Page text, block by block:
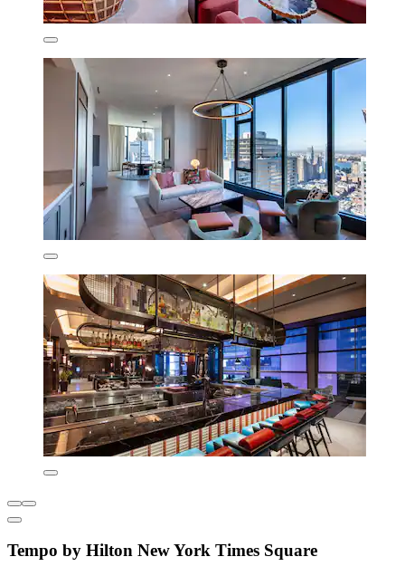
Tempo by Hilton New York Times Square